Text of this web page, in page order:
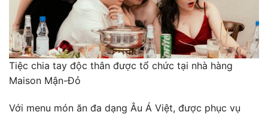
Tiệc chia tay độc thân được tổ chức tại nhà hàng
Maison Mận-Đỏ
Với menu món ăn đa dạng Âu Á Việt, được phục vụ